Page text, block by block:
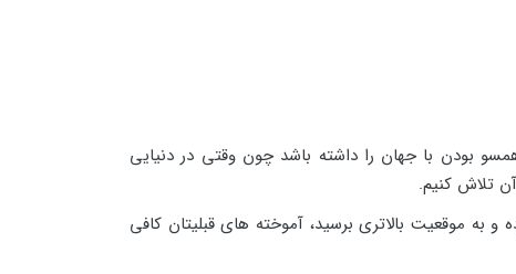
بودن با جهان را داشته باشد چون وقتی در دنیایی
تلاش کنیم.
به موقعیت بالاتری برسید، آموخته های قبلیتان کافی